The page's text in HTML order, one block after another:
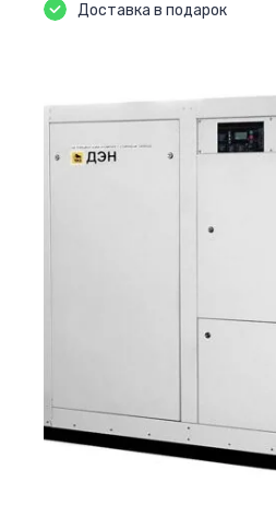
Доставка в подарок